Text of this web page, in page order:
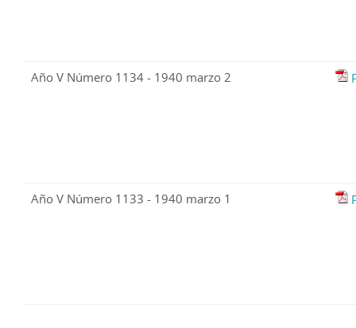
Año V Número 1134 - 1940 marzo 2
Año V Número 1133 - 1940 marzo 1